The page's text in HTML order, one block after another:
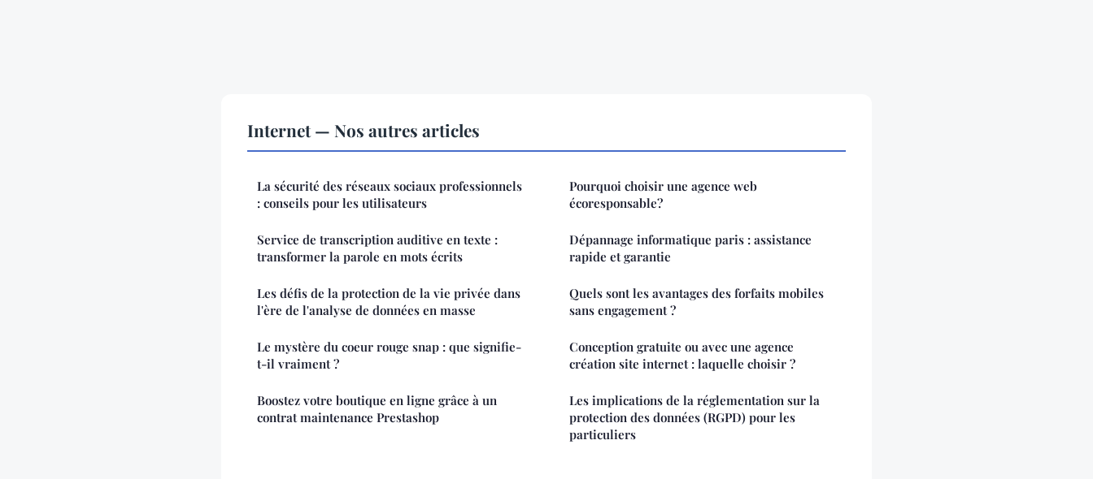
Internet — Nos autres articles
La sécurité des réseaux sociaux professionnels
: conseils pour les utilisateurs
Service de transcription auditive en texte :
transformer la parole en mots écrits
Les défis de la protection de la vie privée dans
l'ère de l'analyse de données en masse
Le mystère du coeur rouge snap : que signifie-
t-il vraiment ?
Boostez votre boutique en ligne grâce à un
contrat maintenance Prestashop
Pourquoi choisir une agence web
écoresponsable?
Dépannage informatique paris : assistance
rapide et garantie
Quels sont les avantages des forfaits mobiles
sans engagement ?
Conception gratuite ou avec une agence
création site internet : laquelle choisir ?
Les implications de la réglementation sur la
protection des données (RGPD) pour les
particuliers